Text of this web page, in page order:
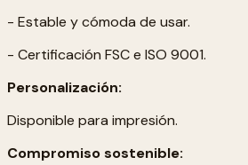
- Estable y cómoda de usar.
- Certificación FSC e ISO 9001.
Personalización:
Disponible para impresión.
Compromiso sostenible: